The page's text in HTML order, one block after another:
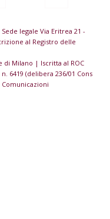
legale Via Eritrea 21 -
al Registro delle
di Milano | Iscritta al ROC
6419 (delibera 236/01 Cons